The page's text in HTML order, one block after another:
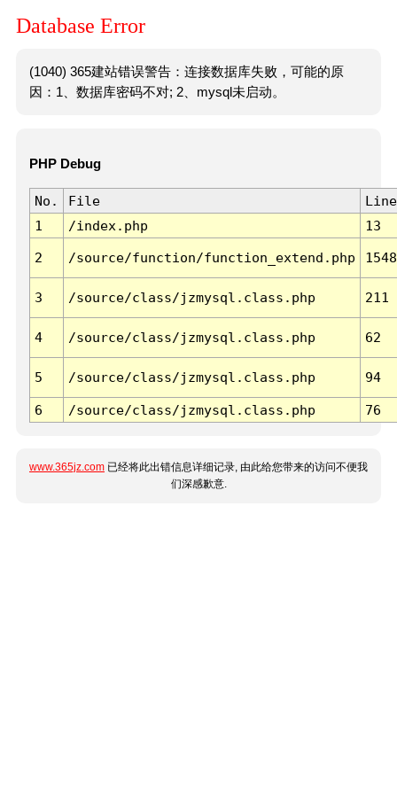
Database Error
(1040) 365建站错误警告：连接数据库失败，可能的原
因：1、数据库密码不对; 2、mysql未启动。
PHP Debug
No. File
Line
1
/index.php 13
2 /source/function/function_extend.php 1548
3 /source/class/jzmysql.class.php 211
4 /source/class/jzmysql.class.php 62
5 /source/class/jzmysql.class.php 94
6 /source/class/jzmysql.class.php 76
www.365jz.com 已经将此出错信息详细记录, 由此给您带来的访问不便我
们深感歉意.